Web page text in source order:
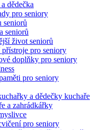
dědečka
pro seniory
seniorů
seniorů
život seniorů
pro seniory
doplňky pro seniory
pro seniory
a dědečky kuchaře
a zahrádkářky
pro seniory